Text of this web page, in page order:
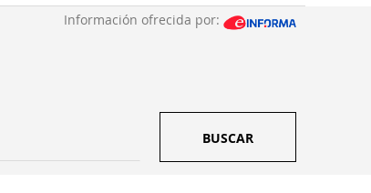
Información ofrecida por:
BUSCAR